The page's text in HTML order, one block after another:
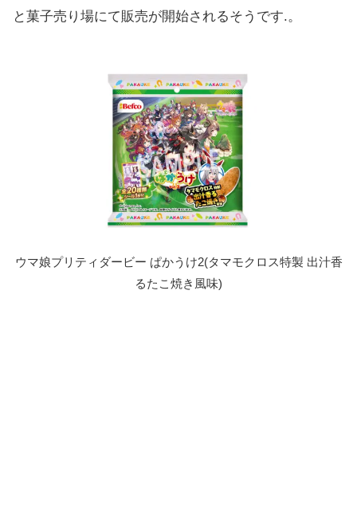
と菓子売り場にて販売が開始されるそうです.。
ウマ娘プリティダービー ぱかうけ2(タマモクロス特製 出汁香
るたこ焼き風味)